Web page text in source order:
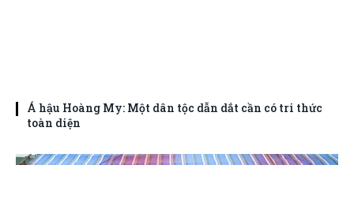
Á hậu Hoàng My: Một dân tộc dẫn dắt cần có tri thức
toàn diện